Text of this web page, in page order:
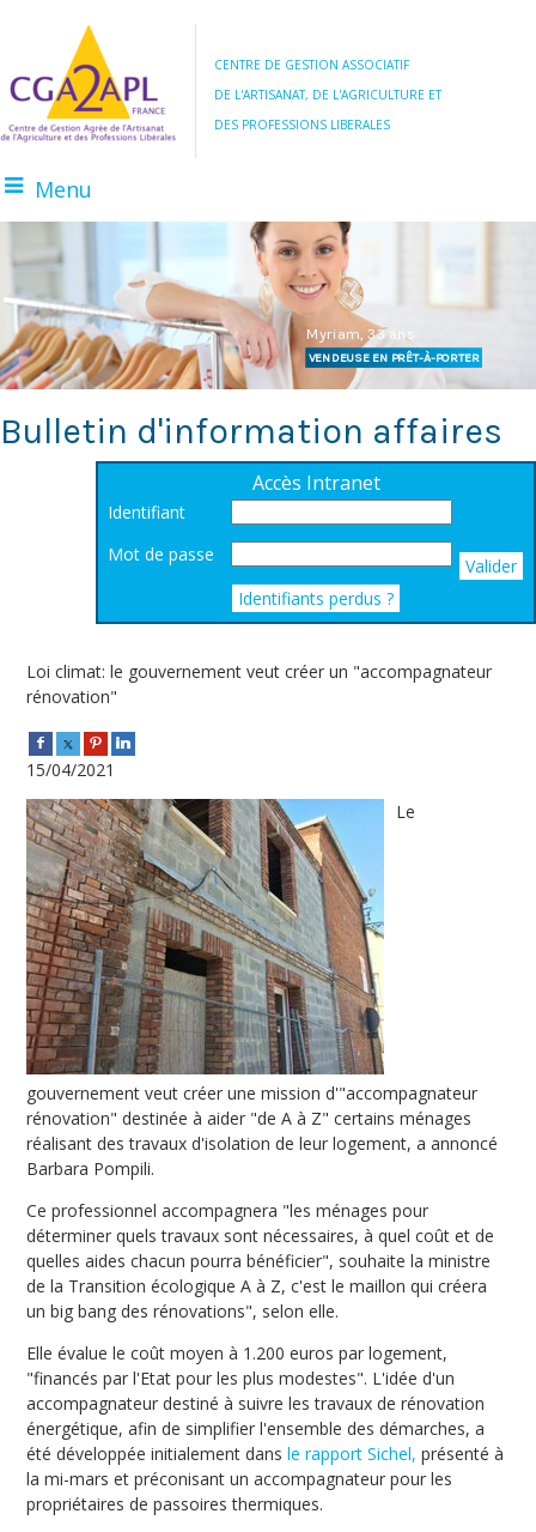
CENTRE DE GESTION ASSOCIATIF
DE L'ARTISANAT, DE L'AGRICULTURE ET
DES PROFESSIONS LIBERALES
Menu
Myriam, 33 ans
VENDEUSE EN PRÊT-À-PORTER
AGRICULTEUR
BOULANGER
Bulletin d'information affaires
Accès Intranet
Identifiant
Mot de passe
Valider
Identifiants perdus ?
Loi climat: le gouvernement veut créer un "accompagnateur
rénovation"
15/04/2021
Le
gouvernement veut créer une mission d'"accompagnateur
rénovation" destinée à aider "de A à Z" certains ménages
réalisant des travaux d'isolation de leur logement, a annoncé
Barbara Pompili.
Ce professionnel accompagnera "les ménages pour
déterminer quels travaux sont nécessaires, à quel coût et de
quelles aides chacun pourra bénéficier", souhaite la ministre
de la Transition écologique A à Z, c'est le maillon qui créera
un big bang des rénovations", selon elle.
Elle évalue le coût moyen à 1.200 euros par logement,
"financés par l'Etat pour les plus modestes". L'idée d'un
accompagnateur destiné à suivre les travaux de rénovation
énergétique, afin de simplifier l'ensemble des démarches, a
été développée initialement dansle rapport Sichel, présenté à
la mi-mars et préconisant un accompagnateur pour les
propriétaires de passoires thermiques.